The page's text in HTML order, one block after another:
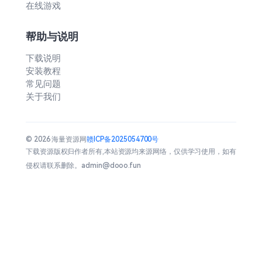
在线游戏
帮助与说明
下载说明
安装教程
常见问题
关于我们
© 2026 海量资源网赣ICP备2025054700号
下载资源版权归作者所有,本站资源均来源网络，仅供学习使用，如有
侵权请联系删除。admin@dooo.fun